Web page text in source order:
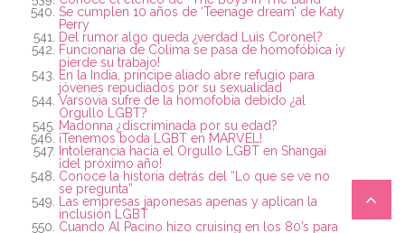
Se cumplen 10 años de ‘Teenage dream’ de Katy
Perry
Del rumor algo queda ¿verdad Luis Coronel?
Funcionaria de Colima se pasa de homofóbica ¡y
pierde su trabajo!
En la India, príncipe aliado abre refugio para
jóvenes repudiados por su sexualidad
Varsovia sufre de la homofobia debido ¿al
Orgullo LGBT?
Madonna ¿discriminada por su edad?
¡Tenemos boda LGBT en MARVEL!
Intolerancia hacia el Orgullo LGBT en Shangai
¡del próximo año!
Conoce la historia detrás del “Lo que se ve no
se pregunta”
Las empresas japonesas apenas y aplican la
inclusión LGBT
Cuando Al Pacino hizo cruising en los 80’s para